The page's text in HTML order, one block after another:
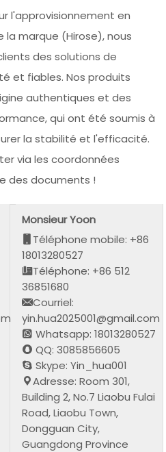
l'approvisionnement en
marque (Hirose), nous
des solutions de
et fiables. Nos produits
authentiques et des
qui ont été soumis à
la stabilité et l'efficacité.
via les coordonnées
des documents !
Monsieur Yoon
Téléphone mobile: +86
18013280527
Téléphone: +86 512
36851680
Courriel:
yin.hua2025001@gmail.com
Whatsapp: 18013280527
QQ: 3085856605
Skype: Yin_hua001
Adresse: Room 301,
Building 2, No.7 Liaobu Fulai
Road, Liaobu Town,
Dongguan City,
Guangdong Province